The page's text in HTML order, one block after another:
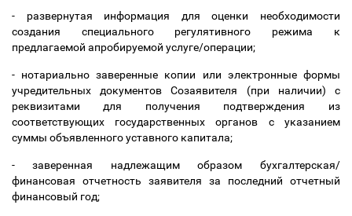
- развернутая информация для оценки необходимости
создания специального регулятивного режима к
предлагаемой апробируемой услуге/операции;
- нотариально заверенные копии или электронные формы
учредительных документов Созаявителя (при наличии) с
реквизитами для получения подтверждения из
соответствующих государственных органов с указанием
суммы объявленного уставного капитала;
- заверенная надлежащим образом бухгалтерская/
финансовая отчетность заявителя за последний отчетный
финансовый год;